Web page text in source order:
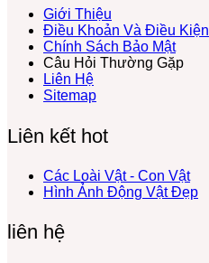
Biển
Giới Thiệu
Điều Khoản Và Điều Kiện
Chính Sách Bảo Mật
Câu Hỏi Thường Gặp
Liên Hệ
Sitemap
Liên kết hot
Các Loài Vật - Con Vật
Hình Ảnh Động Vật Đẹp
liên hệ